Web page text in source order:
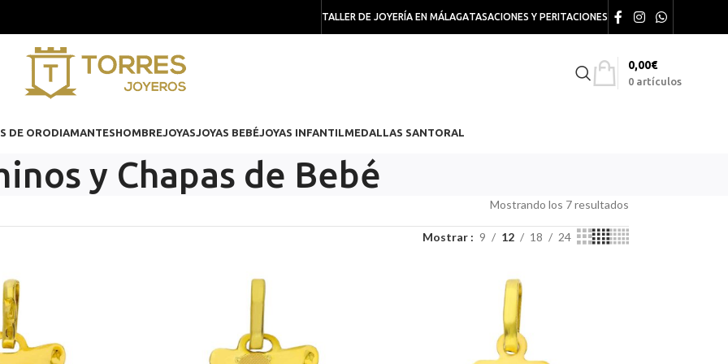
TALLER DE JOYERÍA EN MÁLAGATASACIONES Y PERITACIONES
0 artículos
0,00€
DE ORODIAMANTESHOMBREJOYASJOYAS BEBÉJOYAS INFANTILMEDALLAS SANTORAL
y Chapas de Bebé
Mostrando los 7 resultados
Mostrar 9 12 18 24